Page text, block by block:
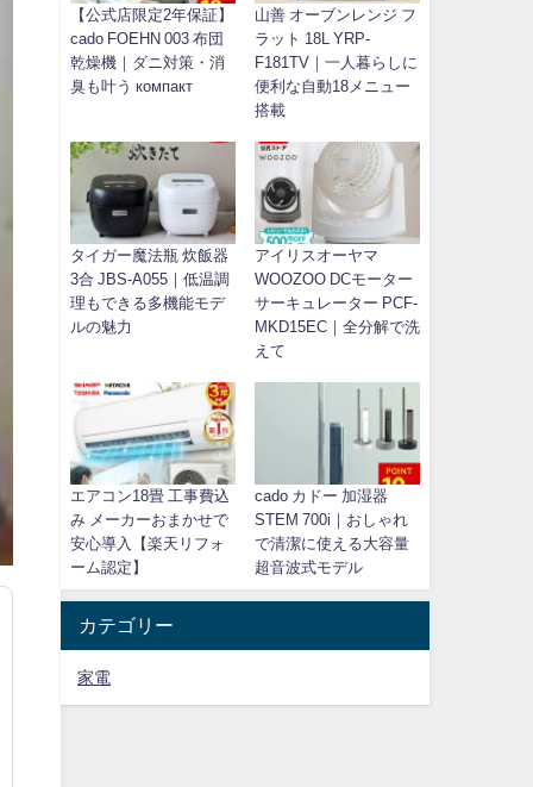
【公式店限定2年保証】
cado FOEHN 003 布団
乾燥機｜ダニ対策・消
臭も叶う компакт
山善 オーブンレンジ フ
ラット 18L YRP-
F181TV｜一人暮らしに
便利な自動18メニュー
搭載
タイガー魔法瓶 炊飯器
3合 JBS-A055｜低温調
理もできる多機能モデ
ルの魅力
アイリスオーヤマ
WOOZOO DCモーター
サーキュレーター PCF-
MKD15EC｜全分解で洗
えて
エアコン18畳 工事費込
み メーカーおまかせで
安心導入【楽天リフォ
ーム認定】
cado カドー 加湿器
STEM 700i｜おしゃれ
で清潔に使える大容量
超音波式モデル
カテゴリー
家電